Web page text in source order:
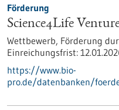
Förderung
Science4Life
Wettbewerb, Förderung
Einreichungsfrist:
https://www.bio-
pro.de/datenbanken/